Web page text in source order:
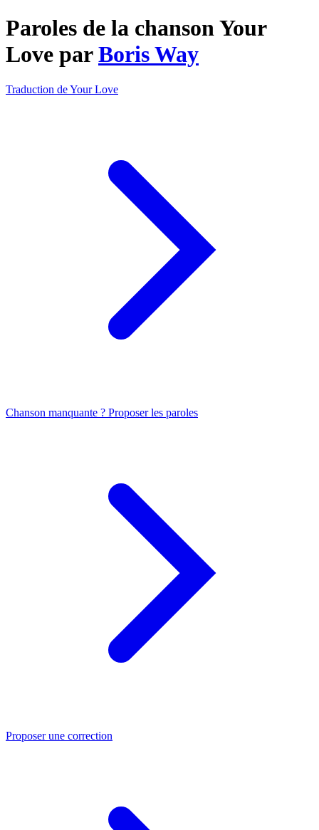
Paroles de la chanson Your
Love parBoris Way
Traduction de Your Love
Chanson manquante ? Proposer les paroles
Proposer une correction